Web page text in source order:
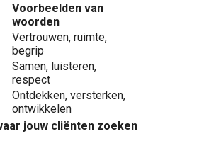
Voorbeelden van
woorden
Vertrouwen, ruimte,
begrip
Samen, luisteren,
respect
Ontdekken, versterken,
ontwikkelen
jouw cliënten zoeken